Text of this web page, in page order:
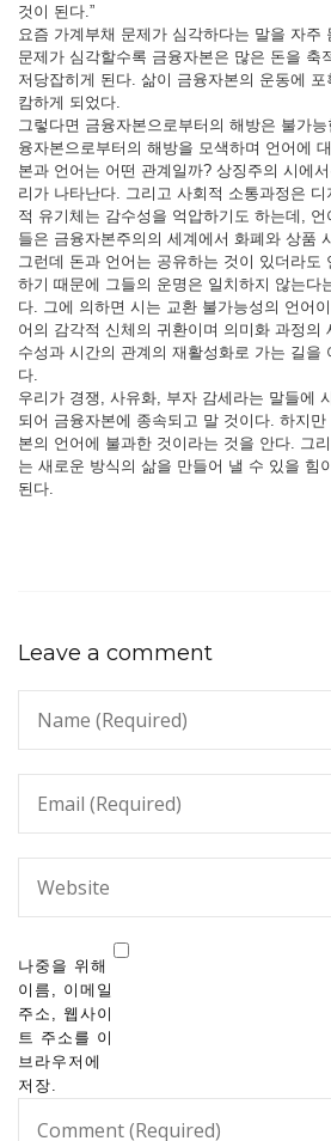
것이 된다.”
요즘 가계부채 문제가 심각하다는 말을 자주
문제가 심각할수록 금융자본은 많은 돈을 축
저당잡히게 된다. 삶이 금융자본의 운동에
캄하게 되었다.
그렇다면 금융자본으로부터의 해방은 불가
융자본으로부터의 해방을 모색하며 언어에
본과 언어는 어떤 관계일까? 상징주의 시에
리가 나타난다. 그리고 사회적 소통과정은
적 유기체는 감수성을 억압하기도 하는데,
들은 금융자본주의의 세계에서 화폐와 상품
그런데 돈과 언어는 공유하는 것이 있더라도
하기 때문에 그들의 운명은 일치하지 않는다
다. 그에 의하면 시는 교환 불가능성의 언어
어의 감각적 신체의 귀환이며 의미화 과정의
수성과 시간의 관계의 재활성화로 가는 길을
다.
우리가 경쟁, 사유화, 부자 감세라는 말들에
되어 금융자본에 종속되고 말 것이다. 하지
본의 언어에 불과한 것이라는 것을 안다. 그
는 새로운 방식의 삶을 만들어 낼 수 있을 힘
된다.
Leave a comment
나중을 위해
이름, 이메일
주소, 웹사이
트 주소를 이
브라우저에
저장.